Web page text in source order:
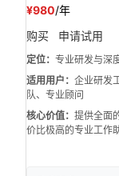
¥980/年
购买
申请试用
定位： 专业研发与深
适用用户： 企业研发
队、专业顾问
核心价值： 提供全面
价比极高的专业工作